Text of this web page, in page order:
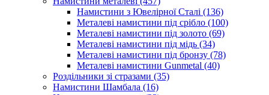
Намистини з Ювелірної Сталі (136)
Металеві намистини під срібло (100)
Металеві намистини під золото (69)
Металеві намистини під мідь (34)
Металеві намистини під бронзу (78)
Металеві намистини Gunmetal (40)
Роздільники зі стразами (35)
Намистини Шамбала (16)